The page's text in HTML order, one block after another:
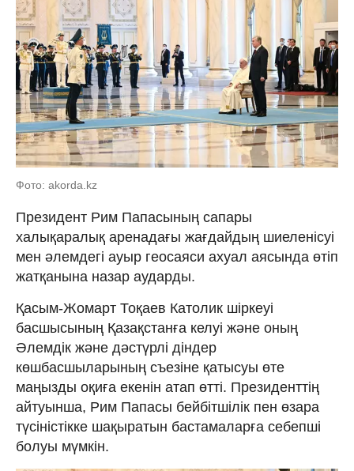
Фото: akorda.kz
Президент Рим Папасының сапары
халықаралық аренадағы жағдайдың шиеленісуі
мен әлемдегі ауыр геосаяси ахуал аясында өтіп
жатқанына назар аударды.
Қасым-Жомарт Тоқаев Католик шіркеуі
басшысының Қазақстанға келуі және оның
Әлемдік және дәстүрлі діндер
көшбасшыларының съезіне қатысуы өте
маңызды оқиға екенін атап өтті. Президенттің
айтуынша, Рим Папасы бейбітшілік пен өзара
түсіністікке шақыратын бастамаларға себепші
болуы мүмкін.